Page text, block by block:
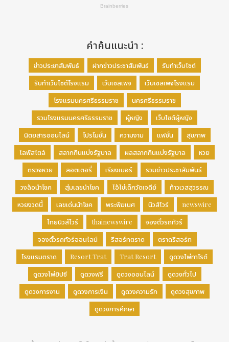
คำค้นแนะนำ :
ข่าวประชาสัมพันธ์ ฝากข่าวประชาสัมพันธ์
รับทำเว็บไซต์
รับทำเว็บไซต์โรงแรม
เว็บเซลเพจ
เว็บเซลเพจโรงแรม
โรงแรมนครศรีธรรมราช
นครศรีธรรมราช
รวมโรงแรมนครศรีธรรมราช
ผู้หญิง
เว็บไซต์ผู้หญิง
นิตยสารออนไลน์
โปรโมชั่น ความงาม แฟชั่น
สุขภาพ
ไลฟ์สไตล์
สลากกินแบ่งรัฐบาล ผลสลากกินแบ่งรัฐบาล
หวย
ตรวจหวย
ลอตเตอรี่ เรียงเบอร์
รวมข่าวประชาสัมพันธ์
วงล้อนำโชค
สุ่มเลขนำโชค ไอ้ไข่เด็กวัดเจดีย์
ท้าวเวสสุวรรณ
หวยงวดนี้
เลขเด่นนำโชค พระพิฆเนศ นิวส์ไวร์
newswire
ไทยนิวส์ไวร์
thainewswire
จองตั๋วรถทัวร์
จองตั๋วรถทัวร์ออนไลน์
รีสอร์ทตราด
ตราดรีสอร์ท
โรงแรมตราด
Resort Trat Trat Resort
ดูดวงไพ่ทาโรต์
ดูดวงไพ่ยิปซี
ดูดวงฟรี ดูดวงออนไลน์
ดูดวงทั่วไป
ดูดวงการงาน
ดูดวงการเงิน ดูดวงความรัก
ดูดวงสุขภาพ
ดูดวงการศึกษา